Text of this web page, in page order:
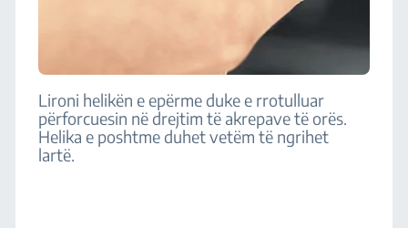
Lironi helikën e epërme duke e rrotulluar
përforcuesin në drejtim të akrepave të orës.
Helika e poshtme duhet vetëm të ngrihet
lartë.